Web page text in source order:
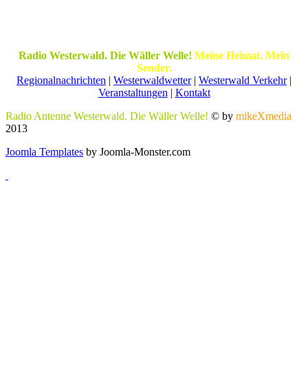
Radio Westerwald. Die Wäller Welle! Meine Heimat. Mein
Sender.
Regionalnachrichten | Westerwaldwetter| Westerwald Verkehr|
Veranstaltungen | Kontakt
Radio Antenne Westerwald. Die Wäller Welle! © by mikeXmedia
2013
Joomla Templates by Joomla-Monster.com